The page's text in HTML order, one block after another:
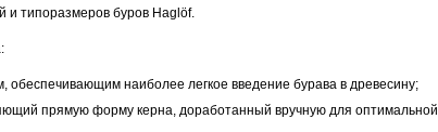
и типоразмеров буров Haglöf.
наиболее легкое введение бурава в древесину;
прямую форму керна, доработанный вручную для оптимальной